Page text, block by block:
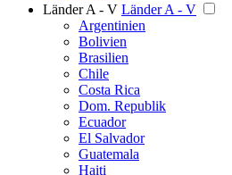
Länder A - V Länder A - V
Argentinien
Bolivien
Brasilien
Chile
Costa Rica
Dom. Republik
Ecuador
El Salvador
Guatemala
Haiti